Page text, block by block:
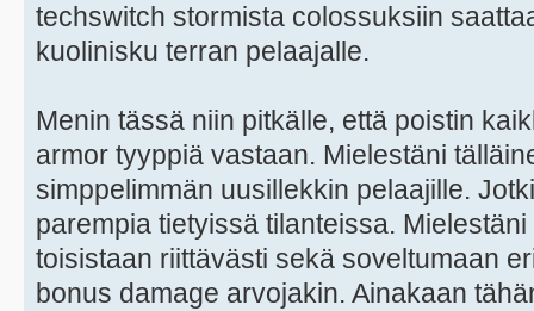
techswitch stormista colossuksiin
kuolinisku terran pelaajalle.
Menin tässä niin pitkälle, että poistin
armor tyyppiä vastaan. Mielestäni
simppelimmän uusillekkin pelaajille.
parempia tietyissä tilanteissa.
toisistaan riittävästi sekä soveltumaan
bonus damage arvojakin. Ainakaan